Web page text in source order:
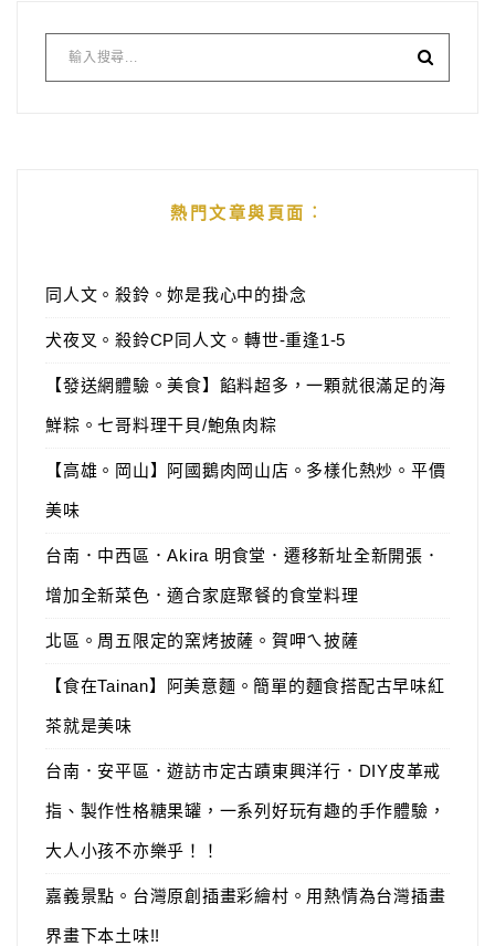
熱門文章與頁面︰
同人文。殺鈴。妳是我心中的掛念
犬夜叉。殺鈴CP同人文。轉世-重逢1-5
【發送網體驗。美食】餡料超多，一顆就很滿足的海
鮮粽。七哥料理干貝/鮑魚肉粽
【高雄。岡山】阿國鵝肉岡山店。多樣化熱炒。平價
美味
台南．中西區．Akira 明食堂．遷移新址全新開張．
增加全新菜色．適合家庭聚餐的食堂料理
北區。周五限定的窯烤披薩。賀呷ㄟ披薩
【食在Tainan】阿美意麵。簡單的麵食搭配古早味紅
茶就是美味
台南．安平區．遊訪市定古蹟東興洋行．DIY皮革戒
指、製作性格糖果罐，一系列好玩有趣的手作體驗，
大人小孩不亦樂乎！！
嘉義景點。台灣原創插畫彩繪村。用熱情為台灣插畫
界畫下本土味!!